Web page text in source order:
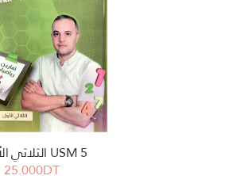
USM 5 الثلاثي الأول
25.000DT